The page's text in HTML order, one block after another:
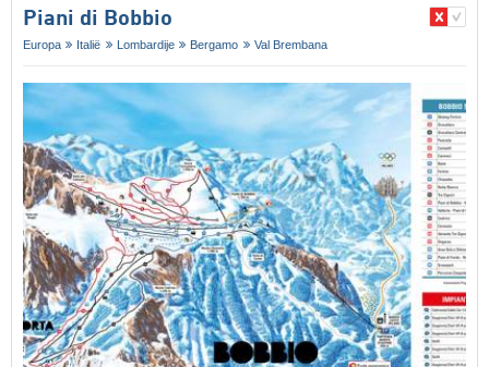
Piani di Bobbio
Europa Italië Lombardije Bergamo Val Brembana